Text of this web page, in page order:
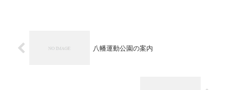
八幡運動公園の案内